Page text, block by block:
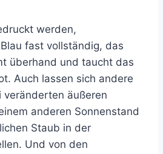
werden,
fast vollständig, das
überhand und taucht das
Auch lassen sich andere
veränderten äußeren
anderen Sonnenstand
Staub in der
Und von den